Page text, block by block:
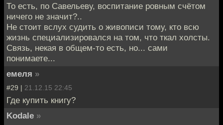
То есть, по Савельеву, воспитание ровным счётом
ничего не значит?..
Не стоит вслух судить о живописи тому, кто всю
жизнь специализировался на том, что ткал холсты.
Связь, некая в общем-то есть, но... сами
понимаете...
емеля »
#29 | 21.12.15 22:45
Где купить книгу?
Kodale »